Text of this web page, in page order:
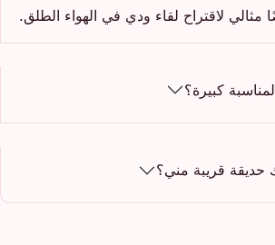
مثالي لاقتراح لقاء ودي في الهواء الطلق.
كبيرة؟
حديقة قريبة مني؟